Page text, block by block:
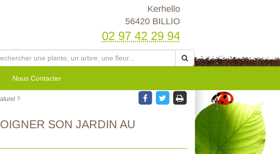
Kerhello
56420 BILLIO
02 97 42 29 94
Nous Contacter
?
SON JARDIN AU